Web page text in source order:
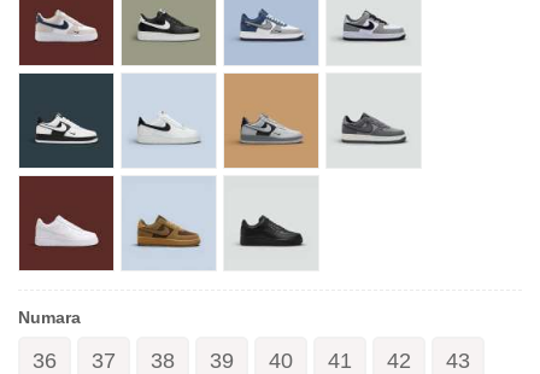
Numara
36 37 38 39 40 41 42 43